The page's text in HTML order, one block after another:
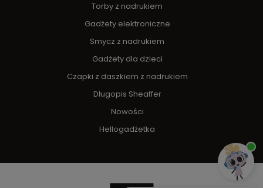
Torby z nadrukiem
Gadżety elektroniczne
Smycz z nadrukiem
Gadżety dla dzieci
Czapki z daszkiem z nadrukiem
Długopis Sheaffer
Nowości
Hellogadżetka